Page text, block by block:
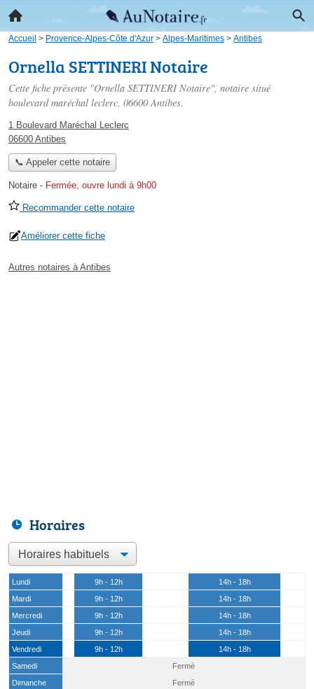
Accueil > Provence-Alpes-Côte d'Azur > Alpes-Maritimes > Antibes
Ornella SETTINERI Notaire
Cette fiche présente "Ornella SETTINERI Notaire", notaire situé
boulevard maréchal leclerc, 06600 Antibes.
1 Boulevard Maréchal Leclerc
06600 Antibes
📞 Appeler cette notaire
Notaire - Fermée, ouvre lundi à 9h00
Recommander cette notaire
Améliorer cette fiche
Autres notaires à Antibes
Horaires
Lundi 9h - 12h
14h - 18h
Mardi
9h - 12h
14h - 18h
Mercredi
9h - 12h
14h - 18h
Jeudi
9h - 12h
14h - 18h
Vendredi
9h - 12h
14h - 18h
Samedi
Fermé
Dimanche
Fermé